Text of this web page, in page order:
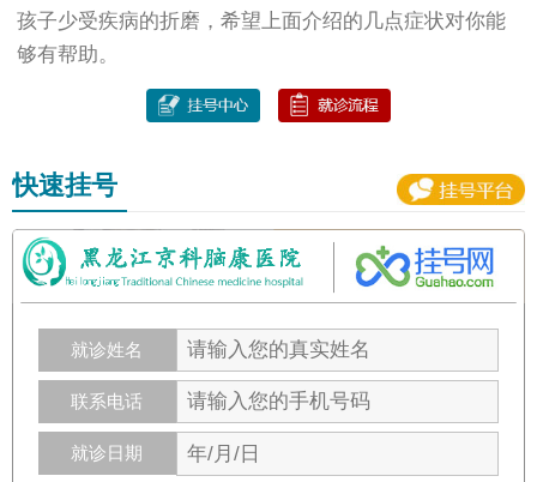
孩子少受疾病的折磨，希望上面介绍的几点症状对你能
够有帮助。
快速挂号
就诊姓名
联系电话
就诊日期